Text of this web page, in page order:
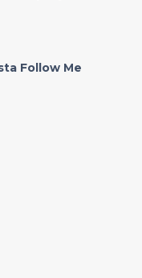
Follow Me